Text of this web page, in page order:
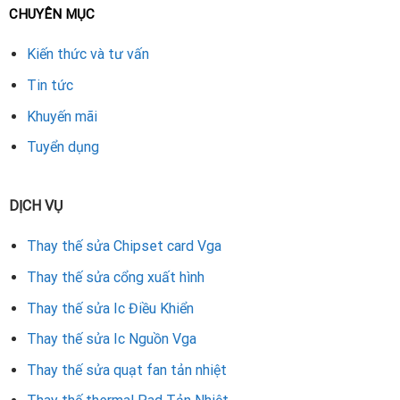
hiệu quả và an toàn cho thiết bị:
Tiếp nhận và kiểm tra VGA: Kỹ thuật viên test sơ bộ để
Đo kiểm phần cứng: Sử dụng máy móc chuyên dụng để
Lắp chipset mới chính hãng: Gắn chipset mới tương
thích với VGA Gigabyte.
Hoàn thiện và test: Lắp lại VGA, cài driver, chạy thử
game và phần mềm để kiểm tra.
Bàn giao và bảo hành: Khách hàng nhận lại VGA kèm
CHUYÊN MỤC
Kiến thức và tư vấn
Tin tức
Khuyến mãi
Tuyển dụng
DỊCH VỤ
Thay thế sửa Chipset card Vga
Thay thế sửa cổng xuất hình
Thay thế sửa Ic Điều Khiển
Thay thế sửa Ic Nguồn Vga
Thay thế sửa quạt fan tản nhiệt